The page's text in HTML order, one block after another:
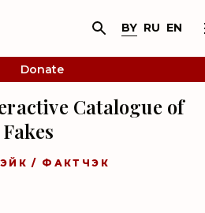
BY RU EN
Donate
Catalogue of
Fakes
/ ФАКТЧЭК